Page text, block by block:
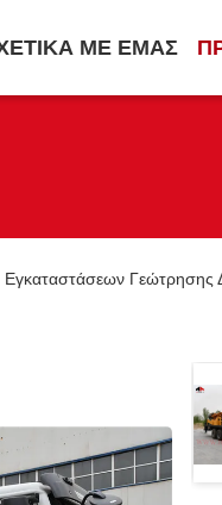
ΜΕ ΕΜΆΣ
Γεώτρησης